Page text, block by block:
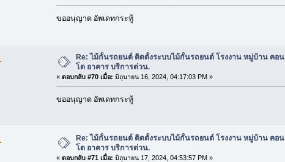
ขออนุญาต อัพเดทกระทู้
Re: ไม้กั้นรถยนต์ ติดตั้งระบบไม้กั้นรถยนต์ โรงงาน หมู่บ้าน คอน
โด อาคาร บริการด่วน.
« ตอบกลับ #70 เมื่อ: มิถุนายน 16, 2024, 04:17:03 PM »
ขออนุญาต อัพเดทกระทู้
Re: ไม้กั้นรถยนต์ ติดตั้งระบบไม้กั้นรถยนต์ โรงงาน หมู่บ้าน คอน
โด อาคาร บริการด่วน.
« ตอบกลับ #71 เมื่อ: มิถุนายน 17, 2024, 04:53:57 PM »